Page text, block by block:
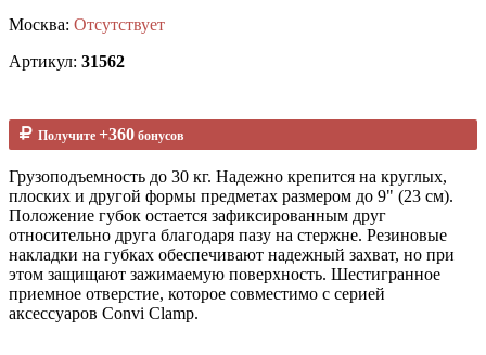
Москва: Отсутствует
Артикул: 31562
Получите +360 бонусов
Грузоподъемность до 30 кг. Надежно крепится на круглых,
плоских и другой формы предметах размером до 9" (23 см).
Положение губок остается зафиксированным друг
относительно друга благодаря пазу на стержне. Резиновые
накладки на губках обеспечивают надежный захват, но при
этом защищают зажимаемую поверхность. Шестигранное
приемное отверстие, которое совместимо с серией
аксессуаров Convi Clamp.